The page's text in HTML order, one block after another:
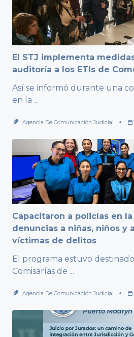
El STJ implementa
auditoría a los ETIs de
Así se informó durante una
en la ...
Agencia De Comunicación Judicial
Capacitaron a policías en
denuncias a niñas, niños y
víctimas de delitos
El programa estuvo
Comisarías de ...
Agencia De Comunicación Judicial